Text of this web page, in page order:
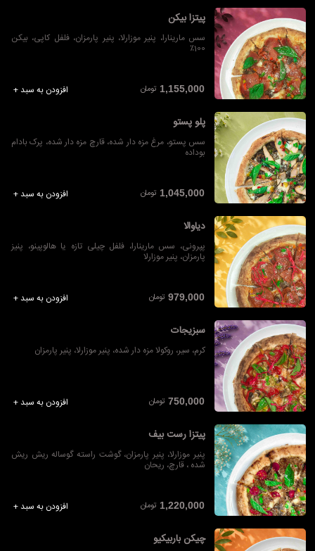
پیتزا بیکن
سس مارینارا، پنیر موزارلا، پنیر پارمزان، فلفل کاپی، بیکن
100٪
افزودن به سبد + 1,155,000 تومان
پلو پستو
سس پستو، مرغ مزه دار شده، قارچ مزه دار شده، پرک بادام
بوداده
افزودن به سبد + 1,045,000 تومان
دیاوالا
پپرونی، سس مارینارا، فلفل چیلی تازه یا هالوپینو، پنیز
پارمزان، پنیر موزارلا
افزودن به سبد + 979,000 تومان
سبزیجات
کرم، سیر، روکولا مزه دار شده، پنیر موزارلا، پنیر پارمزان
افزودن به سبد + 750,000 تومان
پیتزا رست بیف
پنیر موزارلا، پنیر پارمزان، گوشت راسته گوساله ریش ریش
شده ، قارچ، ریحان
افزودن به سبد + 1,220,000 تومان
چیکن باربیکیو